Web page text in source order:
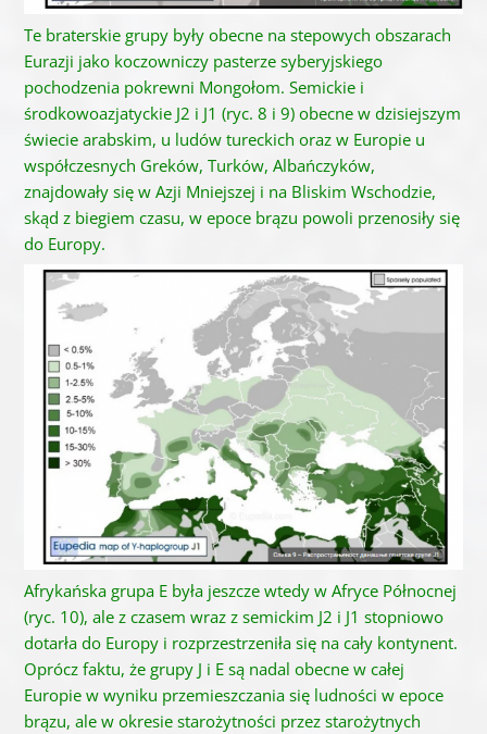
Te braterskie grupy były obecne na stepowych obszarach
Eurazji jako koczowniczy pasterze syberyjskiego
pochodzenia pokrewni Mongołom. Semickie i
środkowoazjatyckie J2 i J1 (ryc. 8 i 9) obecne w dzisiejszym
świecie arabskim, u ludów tureckich oraz w Europie u
współczesnych Greków, Turków, Albańczyków,
znajdowały się w Azji Mniejszej i na Bliskim Wschodzie,
skąd z biegiem czasu, w epoce brązu powoli przenosiły się
do Europy.
Afrykańska grupa E była jeszcze wtedy w Afryce Północnej
(ryc. 10), ale z czasem wraz z semickim J2 i J1 stopniowo
dotarła do Europy i rozprzestrzeniła się na cały kontynent.
Oprócz faktu, że grupy J i E są nadal obecne w całej
Europie w wyniku przemieszczania się ludności w epoce
brązu, ale w okresie starożytności przez starożytnych